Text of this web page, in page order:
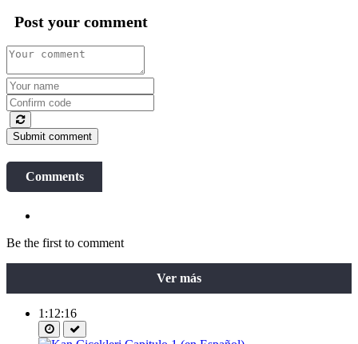
Post your comment
Submit comment
Comments
Be the first to comment
Ver más
1:12:16